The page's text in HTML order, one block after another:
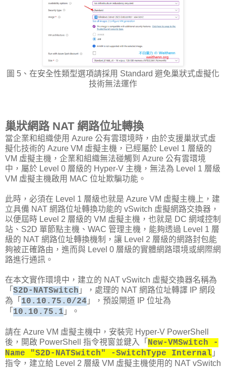
圖 5、在安全性類型選項請採用 Standard 避免巢狀式虛擬化
技術無法運作
巢狀網路 NAT 網路位址轉換
當企業和組織使用 Azure 公有雲環境時，由於支援巢狀式虛
擬化技術的 Azure VM 虛擬主機，已經屬於 Level 1 層級的
VM 虛擬主機，企業和組織無法碰觸到 Azure 公有雲環境
中，屬於 Level 0 層級的 Hyper-V 主機，無法為 Level 1 層級
VM 虛擬主機啟用 MAC 位址欺騙功能。
此時，必須在 Level 1 層級也就是 Azure VM 虛擬主機上，建
立具備 NAT 網路位址轉換功能的 vSwitch 虛擬網路交換器，
以便屆時 Level 2 層級的 VM 虛擬主機，也就是 DC 網域控制
站、S2D 單節點主機、WAC 管理主機，能夠透過 Level 1 層
級的 NAT 網路位址轉換機制，讓 Level 2 層級的網路封包能
夠被正確路由，進而與 Level 0 層級的實體網路環境或網際網
路進行通訊。
在本文實作環境中，建立的 NAT vSwitch 虛擬交換器名稱為
「 S2D-NATSwitch 」，處理的 NAT 網路位址轉譯 IP 網段
為「 10.10.75.0/24 」，預設閘道 IP 位址為
「 10.10.75.1 」。
請在 Azure VM 虛擬主機中，安裝完 Hyper-V PowerShell
後，開啟 PowerShell 指令視窗並鍵入「 New-VMSwitch -
Name "S2D-NATSwitch" -SwitchType Internal 」
指令，建立給 Level 2 層級 VM 虛擬主機使用的 NAT vSwitch